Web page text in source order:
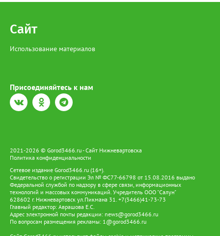
Сайт
Использование материалов
Присоединяйтесь к нам
2021-2026 © Gorod3466.ru - Сайт Нижневартовска
Политика конфиденциальности
Сетевое издание Gorod3466.ru (16+).
Свидетельство о регистрации Эл № ФС77-66798 от 15.08.2016 выдано
Федеральной службой по надзору в сфере связи, информационных
технологий и массовых коммуникаций. Учредитель ООО "Салун"
628602 г. Нижневартовск ул.Пикмана 31. +7(3466)41-73-73
Главный редактор: Аврашова Е.С.
Адрес электронной почты редакции: news@gorod3466.ru
По вопросам размещения рекламы: 1@gorod3466.ru